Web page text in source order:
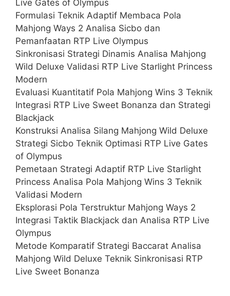
Live Gates of Olympus
Formulasi Teknik Adaptif Membaca Pola
Mahjong Ways 2 Analisa Sicbo dan
Pemanfaatan RTP Live Olympus
Sinkronisasi Strategi Dinamis Analisa Mahjong
Wild Deluxe Validasi RTP Live Starlight Princess
Modern
Evaluasi Kuantitatif Pola Mahjong Wins 3 Teknik
Integrasi RTP Live Sweet Bonanza dan Strategi
Blackjack
Konstruksi Analisa Silang Mahjong Wild Deluxe
Strategi Sicbo Teknik Optimasi RTP Live Gates
of Olympus
Pemetaan Strategi Adaptif RTP Live Starlight
Princess Analisa Pola Mahjong Wins 3 Teknik
Validasi Modern
Eksplorasi Pola Terstruktur Mahjong Ways 2
Integrasi Taktik Blackjack dan Analisa RTP Live
Olympus
Metode Komparatif Strategi Baccarat Analisa
Mahjong Wild Deluxe Teknik Sinkronisasi RTP
Live Sweet Bonanza